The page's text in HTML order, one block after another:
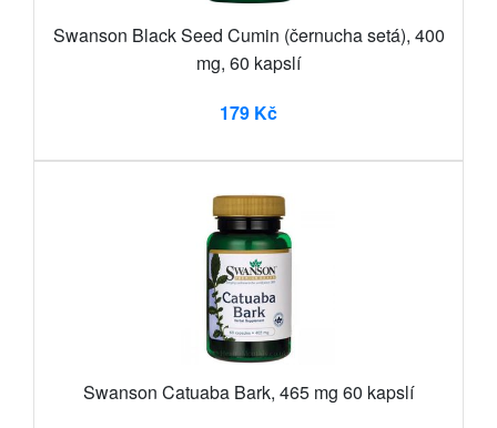
Swanson Black Seed Cumin (černucha setá), 400
mg, 60 kapslí
179 Kč
Swanson Catuaba Bark, 465 mg 60 kapslí